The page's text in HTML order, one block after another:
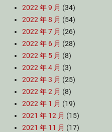
2022 年 9 月 (34)
2022 年 8 月 (54)
2022 年 7 月 (26)
2022 年 6 月 (28)
2022 年 5 月 (8)
2022 年 4 月 (3)
2022 年 3 月 (25)
2022 年 2 月 (8)
2022 年 1 月 (19)
2021 年 12 月 (15)
2021 年 11 月 (17)